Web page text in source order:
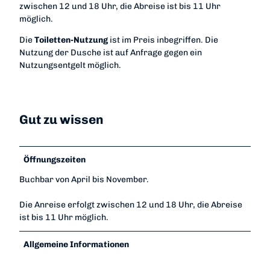
zwischen 12 und 18 Uhr, die Abreise ist bis 11 Uhr
möglich.
DieToiletten-Nutzung ist im Preis inbegriffen. Die
Nutzung der Dusche ist auf Anfrage gegen ein
Nutzungsentgelt möglich.
Gut zu wissen
Öffnungszeiten
Buchbar von April bis November.
Die Anreise erfolgt zwischen 12 und 18 Uhr, die Abreise
ist bis 11 Uhr möglich.
Allgemeine Informationen